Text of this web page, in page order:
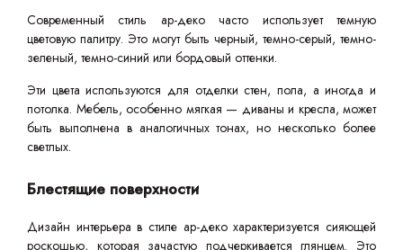
Современный стиль ар-деко часто использует темную
цветовую палитру. Это могут быть черный, темно-серый, темно-
зеленый, темно-синий или бордовый оттенки.
Эти цвета используются для отделки стен, пола, а иногда и
потолка. Мебель, особенно мягкая — диваны и кресла, может
быть выполнена в аналогичных тонах, но несколько более
светлых.
Блестящие поверхности
Дизайн интерьера в стиле ар-деко характеризуется сияющей
роскошью, которая зачастую подчеркивается глянцем. Это